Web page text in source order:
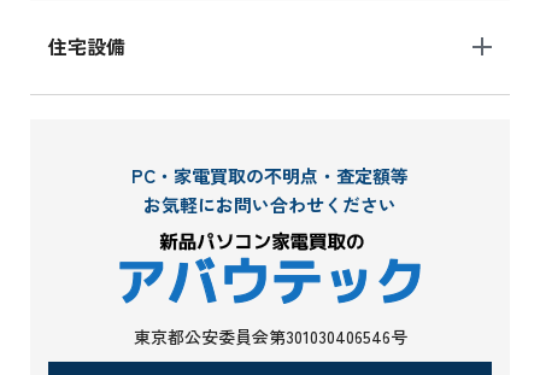
住宅設備
PC・家電買取の不明点・査定額等
お気軽にお問い合わせください
東京都公安委員会第301030406546号